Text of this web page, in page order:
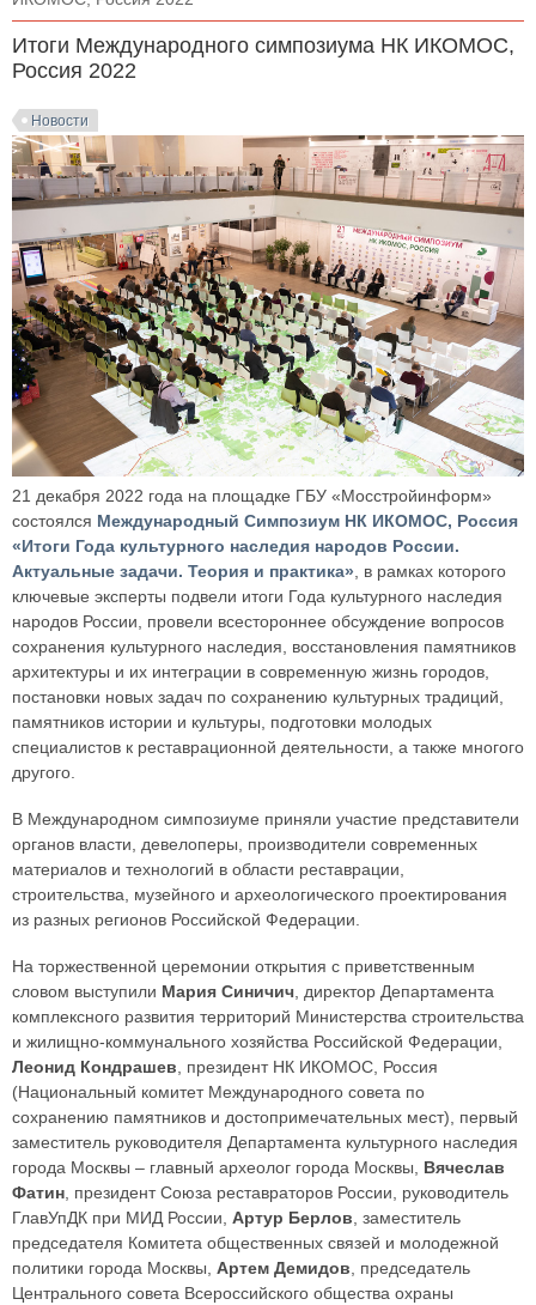
Итоги Международного симпозиума НК ИКОМОС,
Россия 2022
Новости
21 декабря 2022 года на площадке ГБУ «Мосстройинформ»
состоялся Международный Симпозиум НК ИКОМОС, Россия
«Итоги Года культурного наследия народов России.
Актуальные задачи. Теория и практика» , в рамках которого
ключевые эксперты подвели итоги Года культурного наследия
народов России, провели всестороннее обсуждение вопросов
сохранения культурного наследия, восстановления памятников
архитектуры и их интеграции в современную жизнь городов,
постановки новых задач по сохранению культурных традиций,
памятников истории и культуры, подготовки молодых
специалистов к реставрационной деятельности, а также многого
другого.
В Международном симпозиуме приняли участие представители
органов власти, девелоперы, производители современных
материалов и технологий в области реставрации,
строительства, музейного и археологического проектирования
из разных регионов Российской Федерации.
На торжественной церемонии открытия с приветственным
словом выступили Мария Синичич , директор Департамента
комплексного развития территорий Министерства строительства
и жилищно-коммунального хозяйства Российской Федерации,
Леонид Кондрашев , президент НК ИКОМОС, Россия
(Национальный комитет Международного совета по
сохранению памятников и достопримечательных мест), первый
заместитель руководителя Департамента культурного наследия
города Москвы – главный археолог города Москвы, Вячеслав
Фатин , президент Союза реставраторов России, руководитель
ГлавУпДК при МИД России, Артур Берлов , заместитель
председателя Комитета общественных связей и молодежной
политики города Москвы, Артем Демидов , председатель
Центрального совета Всероссийского общества охраны